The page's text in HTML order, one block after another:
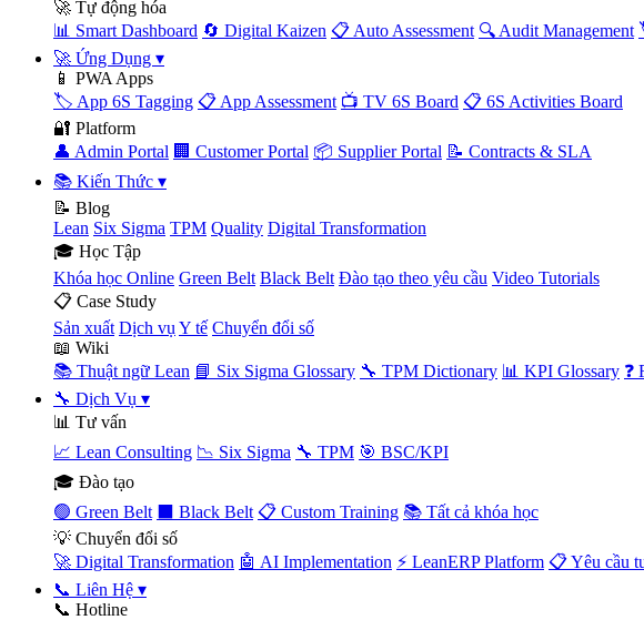
🚀 Tự động hóa
📊 Smart Dashboard 🔄 Digital Kaizen 📋 Auto Assessment 🔍 Audit Management
🚀 Ứng Dụng ▾
📱 PWA Apps
🏷️ App 6S Tagging 📋 App Assessment 📺 TV 6S Board 📋 6S Activities Board
🔐 Platform
👤 Admin Portal 🏢 Customer Portal 📦 Supplier Portal 📝 Contracts & SLA
📚 Kiến Thức ▾
📝 Blog
Lean Six Sigma TPM Quality Digital Transformation
🎓 Học Tập
Khóa học Online Green Belt Black Belt Đào tạo theo yêu cầu Video Tutorials
📋 Case Study
Sản xuất Dịch vụ Y tế Chuyển đổi số
📖 Wiki
📚 Thuật ngữ Lean 📘 Six Sigma Glossary 🔧 TPM Dictionary 📊 KPI Glossary ❓
🔧 Dịch Vụ ▾
📊 Tư vấn
📈 Lean Consulting 📉 Six Sigma 🔧 TPM 🎯 BSC/KPI
🎓 Đào tạo
🟢 Green Belt
⬛ Black Belt 📋 Custom Training 📚 Tất cả khóa học
💡 Chuyển đổi số
🚀 Digital Transformation 🤖 AI Implementation ⚡ LeanERP Platform 📋 Yêu cầu
📞 Liên Hệ ▾
📞 Hotline